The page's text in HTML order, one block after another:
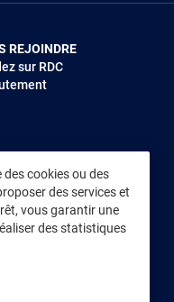
REJOINDRE
sur RDC
des cookies ou des
des services et
vous garantir une
des statistiques